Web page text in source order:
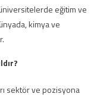
eğitim ve
kimya ve
sektör ve pozisyona